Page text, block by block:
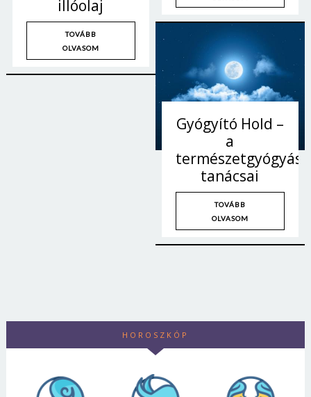
illóolaj
TOVÁBB
OLVASOM
Gyógyító Hold –
a
természetgyógyász
tanácsai
TOVÁBB
OLVASOM
HOROSZKÓP